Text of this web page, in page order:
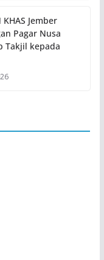
KHAS Jember
Pagar Nusa
Takjil kepada